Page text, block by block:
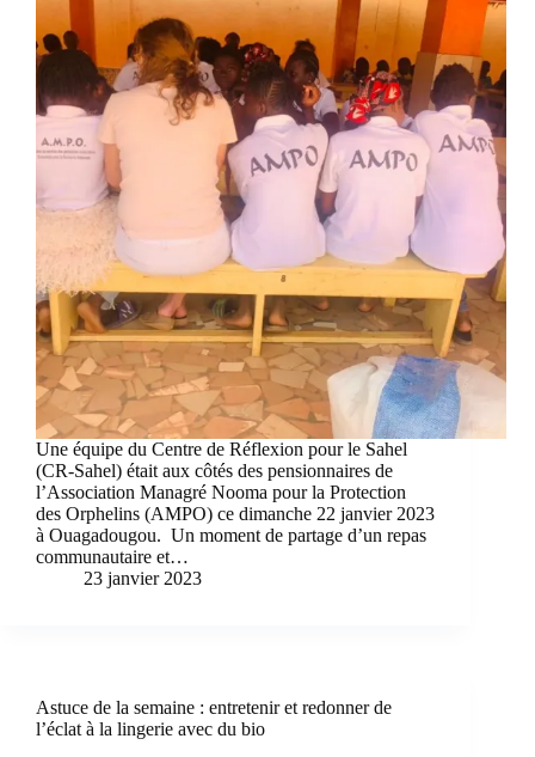
Une équipe du Centre de Réflexion pour le Sahel
(CR-Sahel) était aux côtés des pensionnaires de
l’Association Managré Nooma pour la Protection
des Orphelins (AMPO) ce dimanche 22 janvier 2023
à Ouagadougou. Un moment de partage d’un repas
communautaire et…
23 janvier 2023
Astuce de la semaine : entretenir et redonner de
l’éclat à la lingerie avec du bio